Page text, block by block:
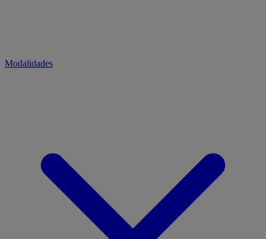
Modalidades